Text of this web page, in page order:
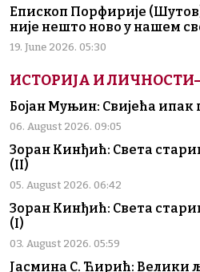
Епископ Порфирије
није нешто ново у нашем
19. June 2026. 05:30
ИСТОРИЈА И ЛИЧНОСТИ
Бојан Муњин: Свијећа ипак
06. August 2026. 09:05
Зоран Кинђић: Света
(II)
05. August 2026. 06:42
Зоран Кинђић: Света
(I)
03. August 2026. 05:59
Јасмина С. Ћирић: Велики